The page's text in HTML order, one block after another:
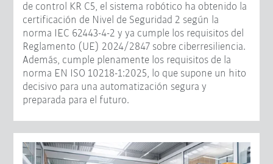
de control KR C5, el sistema robótico ha obtenido la
certificación de Nivel de Seguridad 2 según la
norma IEC 62443-4-2 y ya cumple los requisitos del
Reglamento (UE) 2024/2847 sobre ciberresiliencia.
Además, cumple plenamente los requisitos de la
norma EN ISO 10218-1:2025, lo que supone un hito
decisivo para una automatización segura y
preparada para el futuro.